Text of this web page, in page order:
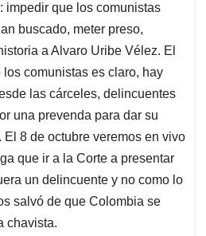
d
s
impedir que los comunistas
buscado, meter preso,
a Alvaro Uribe Vélez. El
comunistas es claro, hay
las cárceles, delincuentes
una prevenda para dar su
8 de octubre veremos en vivo
que ir a la Corte a presentar
un delincuente y no como lo
salvó de que Colombia se
chavista.